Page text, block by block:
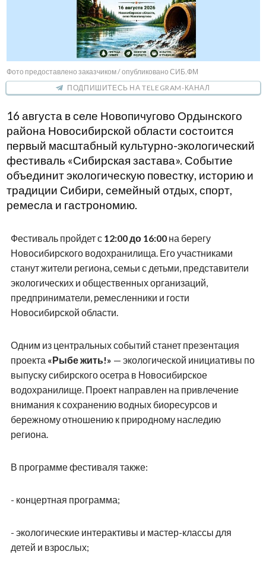
Фото предоставлено заказчиком / опубликовано СИБ.ФМ
ПОДПИШИТЕСЬ НА TELEGRAM-КАНАЛ
16 августа в селе Новопичугово Ордынского
района Новосибирской области состоится
первый масштабный культурно-экологический
фестиваль «Сибирская застава». Событие
объединит экологическую повестку, историю и
традиции Сибири, семейный отдых, спорт,
ремесла и гастрономию.
Фестиваль пройдет с 12:00 до 16:00на берегу
Новосибирского водохранилища. Его участниками
станут жители региона, семьи с детьми, представители
экологических и общественных организаций,
предприниматели, ремесленники и гости
Новосибирской области.
Одним из центральных событий станет презентация
проекта «Рыбе жить!» — экологической инициативы по
выпуску сибирского осетра в Новосибирское
водохранилище. Проект направлен на привлечение
внимания к сохранению водных биоресурсов и
бережному отношению к природному наследию
региона.
В программе фестиваля также:
- концертная программа;
- экологические интерактивы и мастер-классы для
детей и взрослых;